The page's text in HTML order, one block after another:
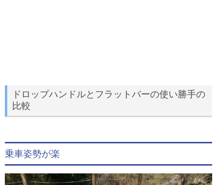
ドロップハンドルとフラットバーの使い勝手の
比較
乗車姿勢が楽